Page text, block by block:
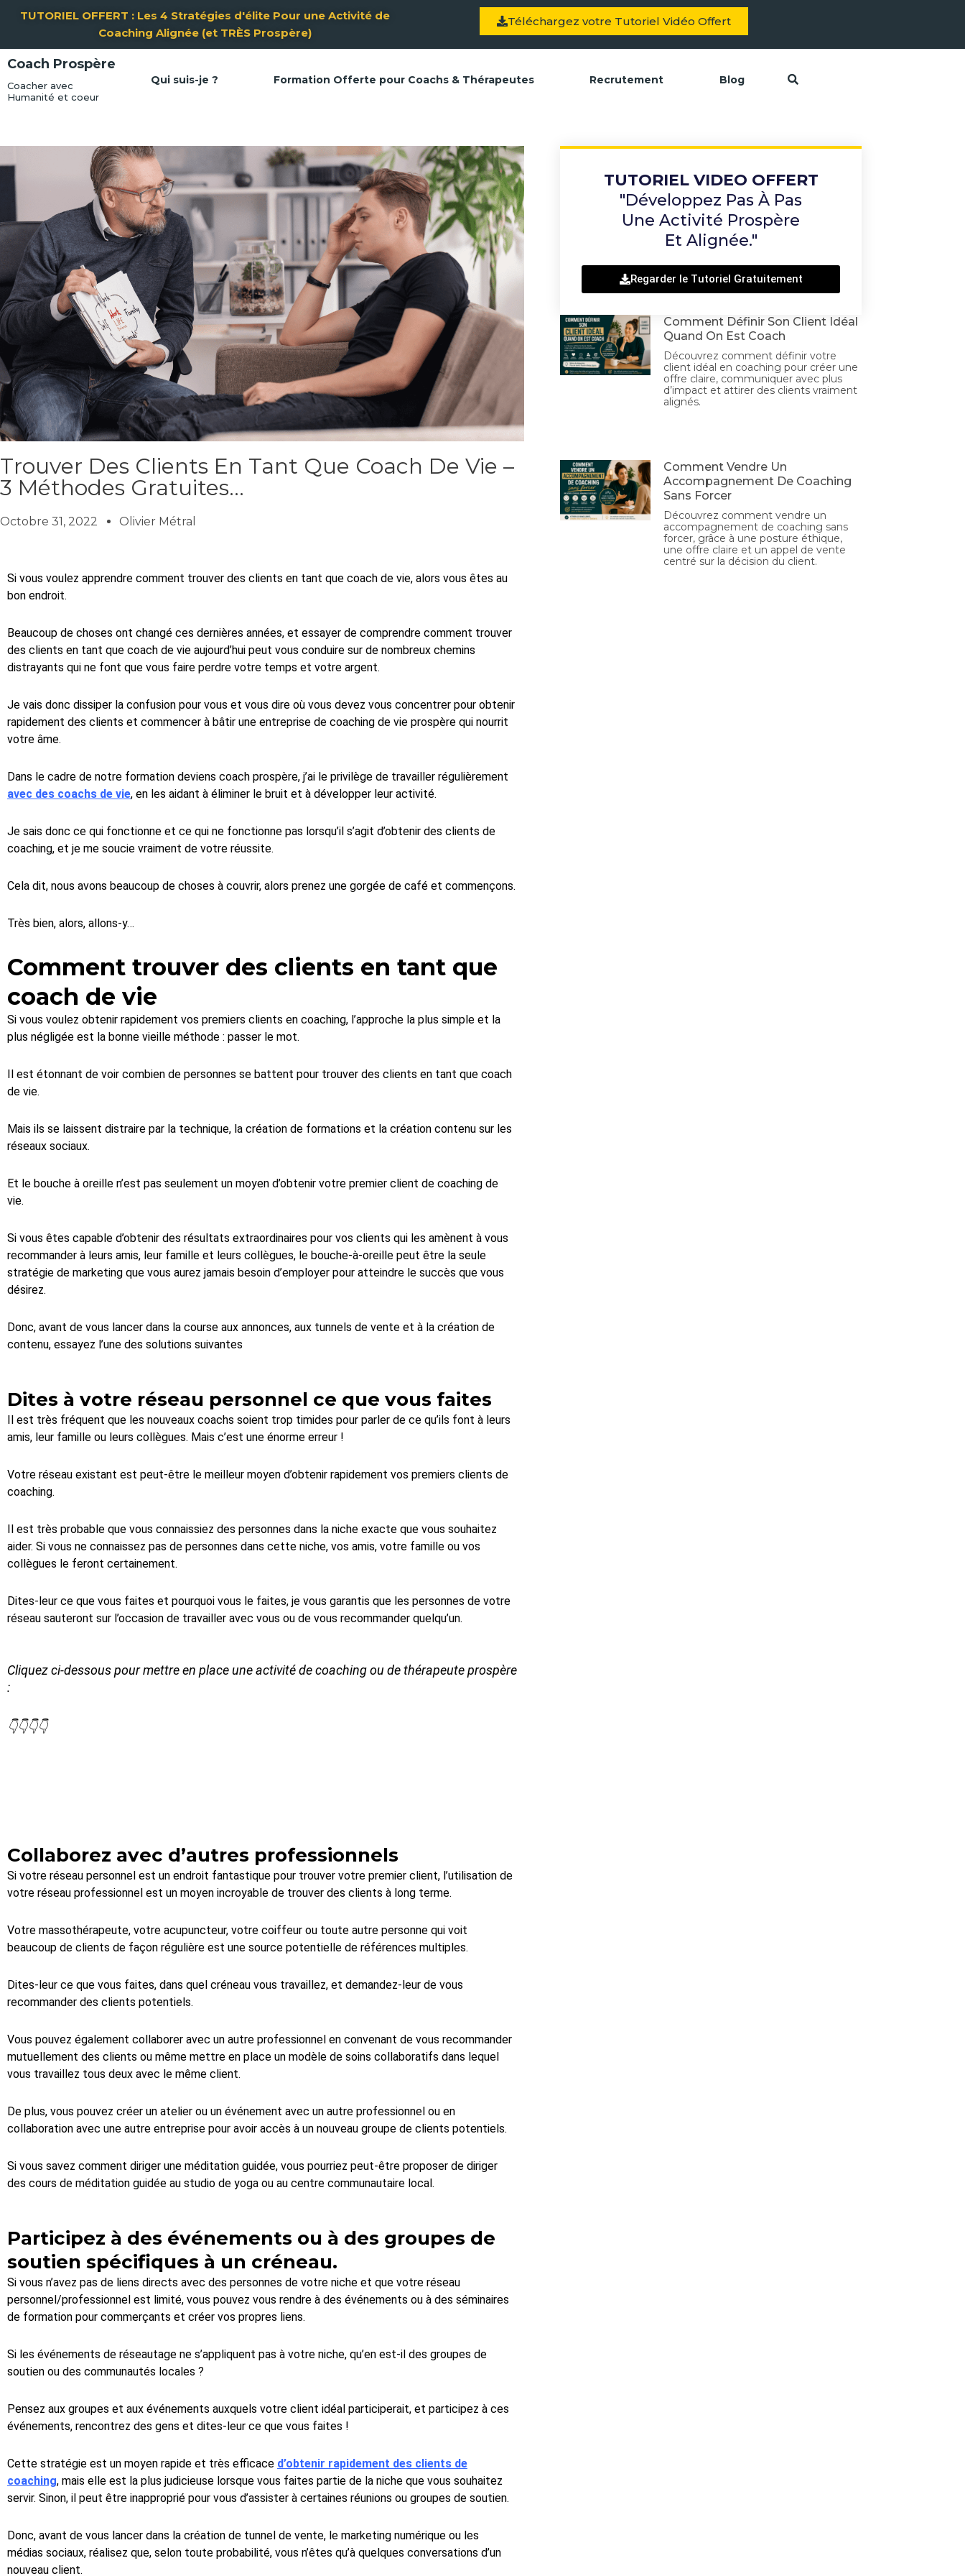
TUTORIEL OFFERT : Les 4 Stratégies d'élite Pour une Activité de
Coaching Alignée (et TRÈS Prospère)
Téléchargez votre Tutoriel Vidéo Offert
Coach Prospère
Coacher avec
Humanité et coeur
Qui suis-je ? Formation Offerte pour Coachs & Thérapeutes Recrutement Blog
Trouver Des Clients En Tant Que Coach De Vie –
3 Méthodes Gratuites…
Octobre 31, 2022 Olivier Métral
Si vous voulez apprendre comment trouver des clients en tant que coach de vie, alors vous êtes au
bon endroit.
Beaucoup de choses ont changé ces dernières années, et essayer de comprendre comment trouver
des clients en tant que coach de vie aujourd’hui peut vous conduire sur de nombreux chemins
distrayants qui ne font que vous faire perdre votre temps et votre argent.
Je vais donc dissiper la confusion pour vous et vous dire où vous devez vous concentrer pour obtenir
rapidement des clients et commencer à bâtir une entreprise de coaching de vie prospère qui nourrit
votre âme.
Dans le cadre de notre formation deviens coach prospère, j’ai le privilège de travailler régulièrement
avec des coachs de vie, en les aidant à éliminer le bruit et à développer leur activité.
Je sais donc ce qui fonctionne et ce qui ne fonctionne pas lorsqu’il s’agit d’obtenir des clients de
coaching, et je me soucie vraiment de votre réussite.
Cela dit, nous avons beaucoup de choses à couvrir, alors prenez une gorgée de café et commençons.
Très bien, alors, allons-y…
Comment trouver des clients en tant que
coach de vie
Si vous voulez obtenir rapidement vos premiers clients en coaching, l’approche la plus simple et la
plus négligée est la bonne vieille méthode : passer le mot.
Il est étonnant de voir combien de personnes se battent pour trouver des clients en tant que coach
de vie.
Mais ils se laissent distraire par la technique, la création de formations et la création contenu sur les
réseaux sociaux.
Et le bouche à oreille n’est pas seulement un moyen d’obtenir votre premier client de coaching de
vie.
Si vous êtes capable d’obtenir des résultats extraordinaires pour vos clients qui les amènent à vous
recommander à leurs amis, leur famille et leurs collègues, le bouche-à-oreille peut être la seule
stratégie de marketing que vous aurez jamais besoin d’employer pour atteindre le succès que vous
désirez.
Donc, avant de vous lancer dans la course aux annonces, aux tunnels de vente et à la création de
contenu, essayez l’une des solutions suivantes
Dites à votre réseau personnel ce que vous faites
Il est très fréquent que les nouveaux coachs soient trop timides pour parler de ce qu’ils font à leurs
amis, leur famille ou leurs collègues. Mais c’est une énorme erreur !
Votre réseau existant est peut-être le meilleur moyen d’obtenir rapidement vos premiers clients de
coaching.
Il est très probable que vous connaissiez des personnes dans la niche exacte que vous souhaitez
aider. Si vous ne connaissez pas de personnes dans cette niche, vos amis, votre famille ou vos
collègues le feront certainement.
Dites-leur ce que vous faites et pourquoi vous le faites, je vous garantis que les personnes de votre
réseau sauteront sur l’occasion de travailler avec vous ou de vous recommander quelqu’un.
Cliquez ci-dessous pour mettre en place une activité de coaching ou de thérapeute prospère
:
👇👇👇👇
Collaborez avec d’autres professionnels
Si votre réseau personnel est un endroit fantastique pour trouver votre premier client, l’utilisation de
votre réseau professionnel est un moyen incroyable de trouver des clients à long terme.
Votre massothérapeute, votre acupuncteur, votre coiffeur ou toute autre personne qui voit
beaucoup de clients de façon régulière est une source potentielle de références multiples.
Dites-leur ce que vous faites, dans quel créneau vous travaillez, et demandez-leur de vous
recommander des clients potentiels.
Vous pouvez également collaborer avec un autre professionnel en convenant de vous recommander
mutuellement des clients ou même mettre en place un modèle de soins collaboratifs dans lequel
vous travaillez tous deux avec le même client.
De plus, vous pouvez créer un atelier ou un événement avec un autre professionnel ou en
collaboration avec une autre entreprise pour avoir accès à un nouveau groupe de clients potentiels.
Si vous savez comment diriger une méditation guidée, vous pourriez peut-être proposer de diriger
des cours de méditation guidée au studio de yoga ou au centre communautaire local.
Participez à des événements ou à des groupes de
soutien spécifiques à un créneau.
Si vous n’avez pas de liens directs avec des personnes de votre niche et que votre réseau
personnel/professionnel est limité, vous pouvez vous rendre à des événements ou à des séminaires
de formation pour commerçants et créer vos propres liens.
Si les événements de réseautage ne s’appliquent pas à votre niche, qu’en est-il des groupes de
soutien ou des communautés locales ?
Pensez aux groupes et aux événements auxquels votre client idéal participerait, et participez à ces
événements, rencontrez des gens et dites-leur ce que vous faites !
Cette stratégie est un moyen rapide et très efficace d’obtenir rapidement des clients de
coaching, mais elle est la plus judicieuse lorsque vous faites partie de la niche que vous souhaitez
servir. Sinon, il peut être inapproprié pour vous d’assister à certaines réunions ou groupes de soutien.
Donc, avant de vous lancer dans la création de tunnel de vente, le marketing numérique ou les
médias sociaux, réalisez que, selon toute probabilité, vous n’êtes qu’à quelques conversations d’un
nouveau client.
TUTORIEL VIDEO OFFERT
"Développez Pas À Pas
Une Activité Prospère
Et Alignée."
Regarder le Tutoriel Gratuitement
Comment Définir Son Client Idéal
Quand On Est Coach
Découvrez comment définir votre
client idéal en coaching pour créer une
offre claire, communiquer avec plus
d’impact et attirer des clients vraiment
alignés.
Comment Vendre Un
Accompagnement De Coaching
Sans Forcer
Découvrez comment vendre un
accompagnement de coaching sans
forcer, grâce à une posture éthique,
une offre claire et un appel de vente
centré sur la décision du client.